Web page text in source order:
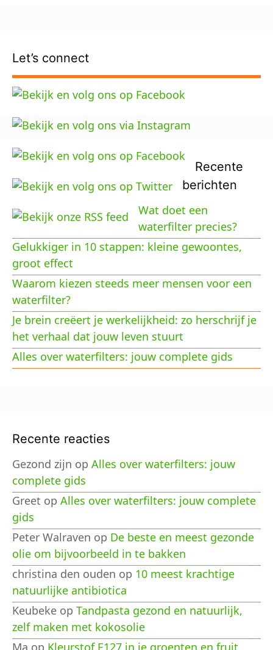
Let’s connect
Recente
berichten
Wat doet een
waterfilter precies?
Gelukkiger in 10 stappen: kleine gewoontes,
groot effect
Waarom kiezen steeds meer mensen voor een
waterfilter?
Je brein creëert je werkelijkheid: zo herschrijf je
het verhaal dat jouw leven stuurt
Alles over waterfilters: jouw complete gids
Recente reacties
Gezond zijn op Alles over waterfilters: jouw
complete gids
Greet op Alles over waterfilters: jouw complete
gids
Peter Walraven op De beste en meest gezonde
olie om bijvoorbeeld in te bakken
christina den ouden op 10 meest krachtige
natuurlijke antibiotica
Keubeke op Tandpasta gezond en natuurlijk,
zelf maken met kokosolie
Ma op Kleurstof E127 in je groenten en fruit